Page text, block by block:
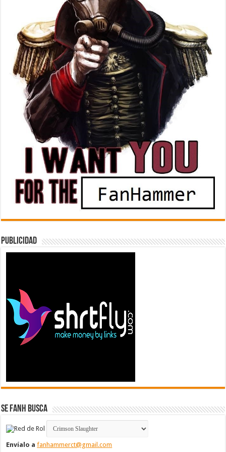
Publicidad
Se FanH Busca
Envíalo afanhammerct@gmail.com